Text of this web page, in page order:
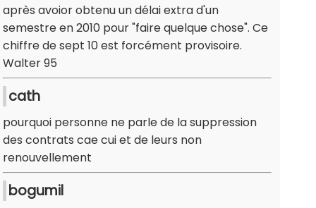
après avoior obtenu un délai extra d'un
semestre en 2010 pour "faire quelque chose". Ce
chiffre de sept 10 est forcément provisoire.
Walter 95
cath
pourquoi personne ne parle de la suppression
des contrats cae cui et de leurs non
renouvellement
bogumil